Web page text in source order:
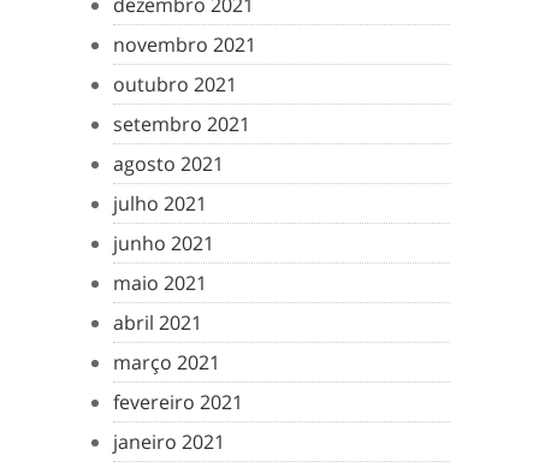
novembro 2021
outubro 2021
setembro 2021
agosto 2021
julho 2021
junho 2021
maio 2021
abril 2021
março 2021
fevereiro 2021
janeiro 2021